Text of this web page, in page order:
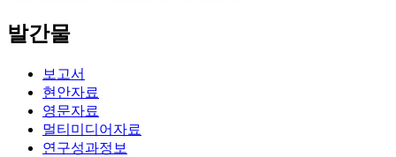
발간물
보고서
현안자료
영문자료
멀티미디어자료
연구성과정보